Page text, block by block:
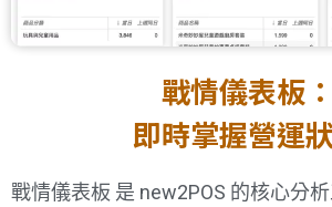
戰情儀表板：
即時掌握營運
戰情儀表板 是 new2POS 的核心分